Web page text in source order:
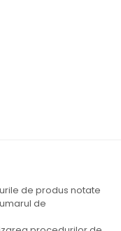
de produs notate
de